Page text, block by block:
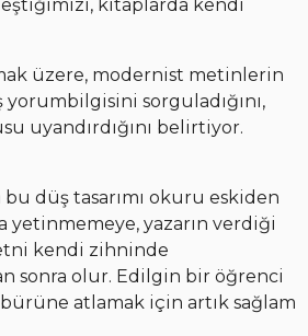
kitaplarda kendi
üzere, modernist metinlerin
yorumbilgisini sorguladığını,
uyandırdığını belirtiyor.
düş tasarımı okuru eskiden
yazarın verdiği
kendi zihninde
sonra olur. Edilgin bir öğrenci
atlamak için artık sağlam